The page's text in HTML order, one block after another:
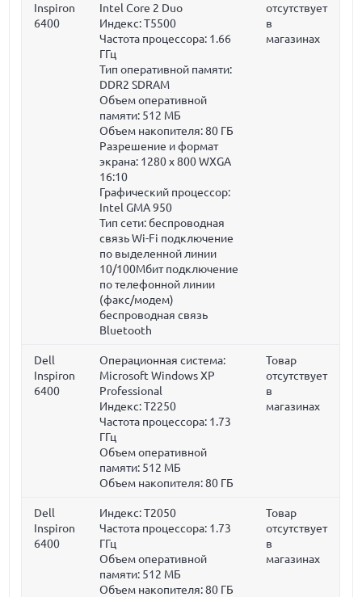
Inspiron
6400
Intel Core 2 Duo
Индекс: T5500
Частота процессора: 1.66
ГГц
Тип оперативной памяти:
DDR2 SDRAM
Объем оперативной
памяти: 512 МБ
Объем накопителя:80 ГБ
Разрешение и формат
экрана: 1280 x 800 WXGA
16:10
Графический процессор:
Intel GMA 950
Тип сети: беспроводная
связь Wi-Fi подключение
по выделенной линии
10/100Мбит подключение
по телефонной линии
(факс/модем)
беспроводная связь
Bluetooth
отсутствует
в
магазинах
Dell
Inspiron
6400
Операционная система:
Microsoft Windows XP
Professional
Индекс: T2250
Частота процессора: 1.73
ГГц
Объем оперативной
памяти: 512 МБ
Объем накопителя:80 ГБ
Товар
отсутствует
в
магазинах
Dell
Inspiron
6400
Индекс: T2050
Частота процессора: 1.73
ГГц
Объем оперативной
памяти: 512 МБ
Объем накопителя:80 ГБ
Товар
отсутствует
в
магазинах